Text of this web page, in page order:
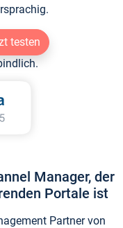
testen
Manager, der
Portale ist
Partner von